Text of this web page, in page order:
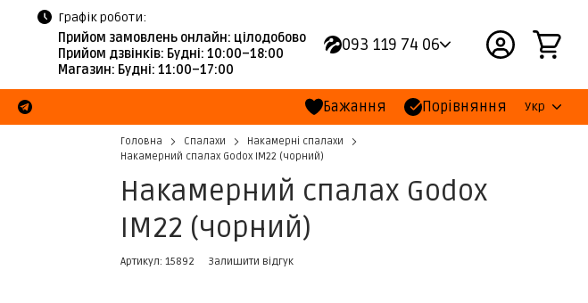
Графік роботи:
Прийом замовлень онлайн: цілодобово
Прийом дзвінків: Будні: 10:00–18:00
Магазин: Будні: 11:00–17:00
093 119 74 06
Бажання Порівняння Укр
Головна Спалахи
Накамерні спалахи
Накамерний спалах Godox IM22 (чорний)
Накамерний спалах Godox
IM22 (чорний)
Артикул: 15892 Залишити відгук